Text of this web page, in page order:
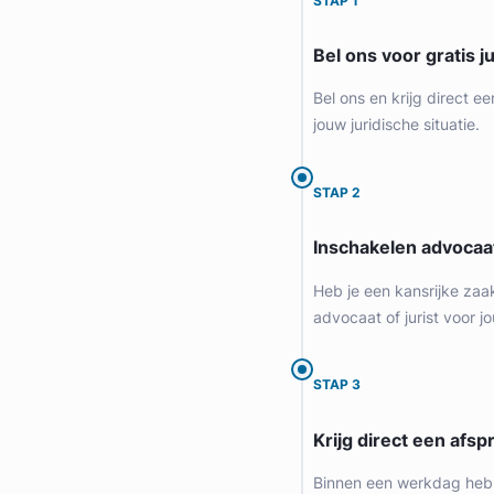
Arbeidsrecht, Bouwrecht, Consumentenrecht &
Bel ons voor gratis
Bel ons en krijg direct
jouw juridische situatie.
STAP 2
Inschakelen
Heb je een kansrijke
advocaat of jurist voor
STAP 3
Krijg direct een
Binnen een werkdag